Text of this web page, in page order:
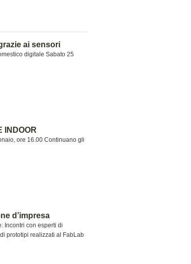
ai sensori
digitale Sabato 25
INDOOR
ore 16.00 Continuano gli
d’impresa
Incontri con esperti di
prototipi realizzati al FabLab